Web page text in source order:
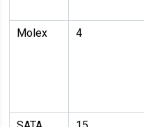
Molex 4